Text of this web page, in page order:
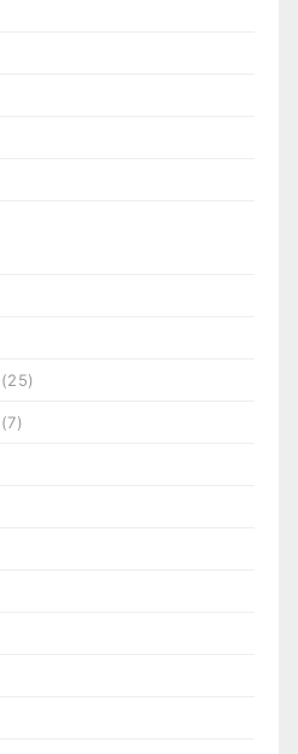
(25)
(7)